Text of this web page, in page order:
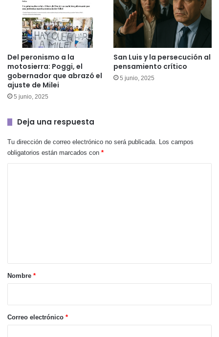
Del peronismo a la
motosierra: Poggi, el
gobernador que abrazó el
ajuste de Milei
5 junio, 2025
San Luis y la persecución al
pensamiento crítico
5 junio, 2025
Deja una respuesta
Tu dirección de correo electrónico no será publicada. Los campos
obligatorios están marcados con *
r
*
Nombre *
Correo electrónico *